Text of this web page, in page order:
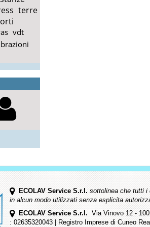
terre
vdt
ECOLAV Service S.r.l. sottolinea che tutti i
in alcun modo utilizzati senza esplicita
ECOLAV Service S.r.l. Via Vinovo 12 -
: 02635320043 | Registro Imprese di Cuneo